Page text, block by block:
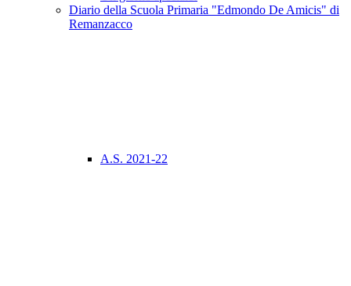
Diario della Scuola Primaria "Edmondo De Amicis" di
Remanzacco
A.S. 2021-22